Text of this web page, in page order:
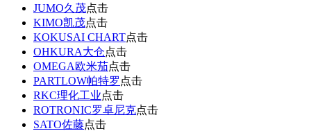
JUMO久茂点击
KIMO凯茂点击
KOKUSAI CHART点击
OHKURA大仓点击
OMEGA欧米茄点击
PARTLOW帕特罗 点击
RKC理化工业点击
ROTRONIC罗卓尼克点击
SATO佐藤点击